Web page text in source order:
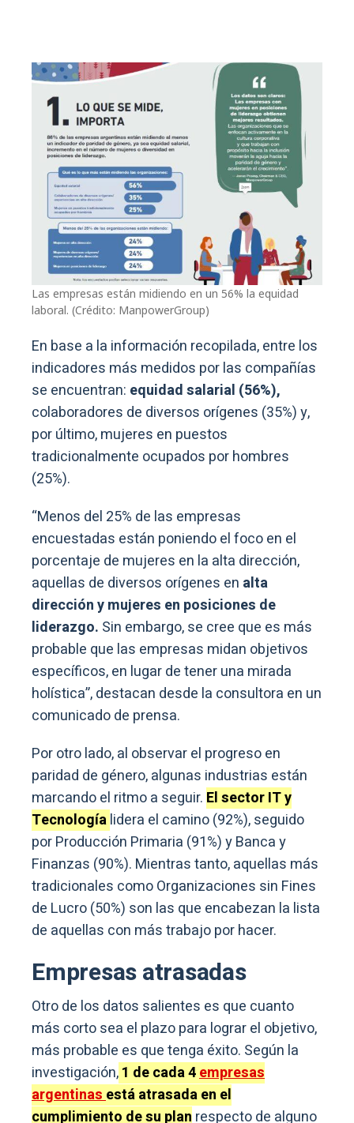
Las empresas están midiendo en un 56% la equidad
laboral. (Crédito: ManpowerGroup)
En base a la información recopilada, entre los
indicadores más medidos por las compañías
se encuentran: equidad salarial (56%),
colaboradores de diversos orígenes (35%) y,
por último, mujeres en puestos
tradicionalmente ocupados por hombres
(25%).
“Menos del 25% de las empresas
encuestadas están poniendo el foco en el
porcentaje de mujeres en la alta dirección,
aquellas de diversos orígenes en alta
dirección y mujeres en posiciones de
liderazgo. Sin embargo, se cree que es más
probable que las empresas midan objetivos
específicos, en lugar de tener una mirada
holística”, destacan desde la consultora en un
comunicado de prensa.
Por otro lado, al observar el progreso en
paridad de género, algunas industrias están
marcando el ritmo a seguir. El sector IT y
Tecnologíalidera el camino (92%), seguido
por Producción Primaria (91%) y Banca y
Finanzas (90%). Mientras tanto, aquellas más
tradicionales como Organizaciones sin Fines
de Lucro (50%) son las que encabezan la lista
de aquellas con más trabajo por hacer.
Empresas atrasadas
Otro de los datos salientes es que cuanto
más corto sea el plazo para lograr el objetivo,
más probable es que tenga éxito. Según la
investigación,1 de cada 4empresas
argentinasestá atrasada en el
cumplimiento de su plan respecto de alguno